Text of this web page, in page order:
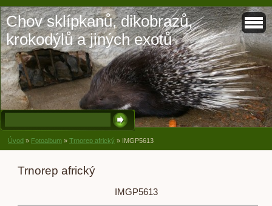
Chov sklípkanů, dikobrazů,
krokodýlů a jiných exotů
Úvod » Fotoalbum » Trnorep africký » IMGP5613
Trnorep africký
IMGP5613